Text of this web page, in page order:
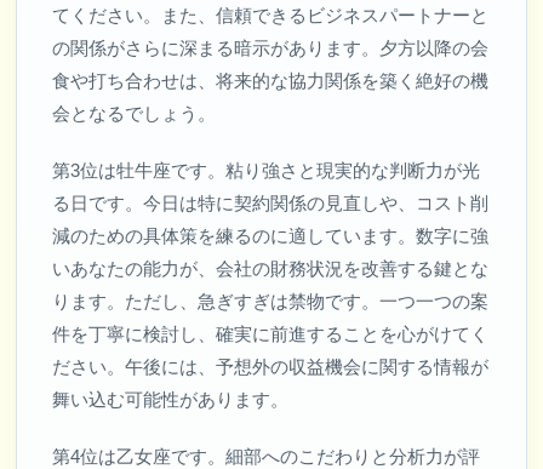
てください。また、信頼できるビジネスパートナーと
の関係がさらに深まる暗示があります。夕方以降の会
食や打ち合わせは、将来的な協力関係を築く絶好の機
会となるでしょう。
第3位は牡牛座です。粘り強さと現実的な判断力が光
る日です。今日は特に契約関係の見直しや、コスト削
減のための具体策を練るのに適しています。数字に強
いあなたの能力が、会社の財務状況を改善する鍵とな
ります。ただし、急ぎすぎは禁物です。一つ一つの案
件を丁寧に検討し、確実に前進することを心がけてく
ださい。午後には、予想外の収益機会に関する情報が
舞い込む可能性があります。
第4位は乙女座です。細部へのこだわりと分析力が評